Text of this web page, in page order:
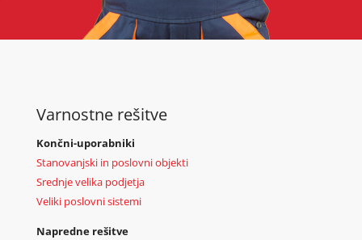
Varnostne rešitve
Končni-uporabniki
Stanovanjski in poslovni objekti
Srednje velika podjetja
Veliki poslovni sistemi
Napredne rešitve